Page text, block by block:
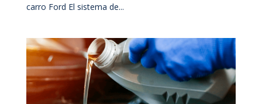
carro Ford El sistema de...